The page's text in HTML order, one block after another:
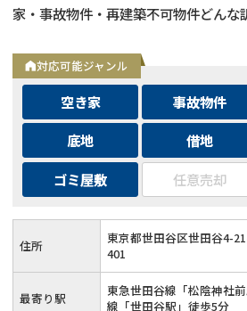
家・事故物件・再建築不可物件どん
退き・相続・共有持分など複雑な問
対応可能ジャンル
空き家 事故物件
底地
借地
ゴミ屋敷
任意売却
住所
東京都世田谷区世田谷4-
401
最寄り駅
東急世田谷線「松陰神社
線「世田谷駅」徒歩5分
再建築不可の売却でお悩
営業時間外（メール問合せ
0120-543-357